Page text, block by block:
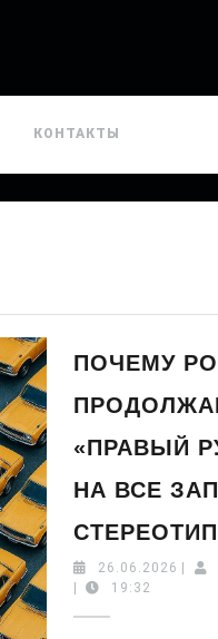
КОНТАКТЫ
ПОЧЕМУ
«ПРАВЫЙ
НА ВСЕ
26.06.2026
19:32